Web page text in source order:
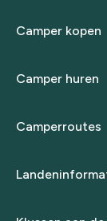
Camper kopen
Camper huren
Camperroutes